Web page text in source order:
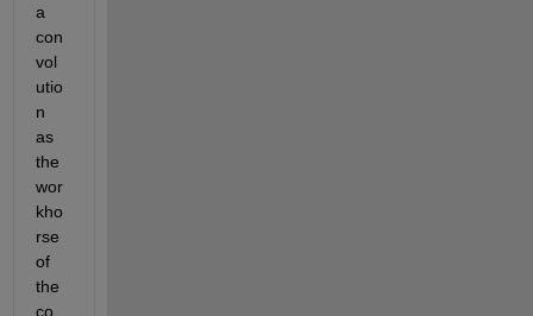
a
con
vol
utio
n
as
the
wor
kho
rse
of
the
co